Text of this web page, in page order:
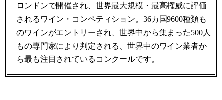
ロンドンで開催され、世界最大規模・最高権威に評価
されるワイン・コンペティション。36カ国9600種類も
のワインがエントリーされ、世界中から集まった500人
もの専門家により判定される、世界中のワイン業者か
ら最も注目されているコンクールです。